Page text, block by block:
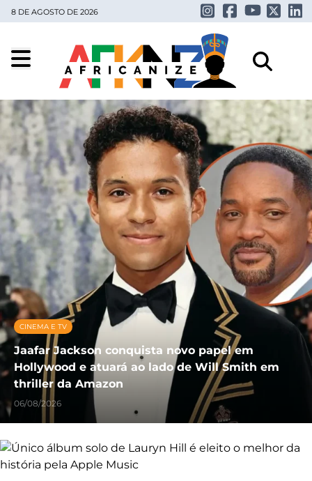
8 DE AGOSTO DE 2026
CINEMA E TV
Jaafar Jackson conquista novo papel em
Hollywood e atuará ao lado de Will Smith em
thriller da Amazon
06/08/2026